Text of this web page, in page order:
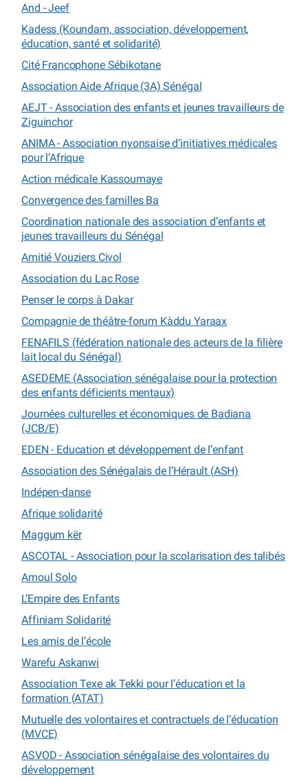
And - Jeef
Kadess (Koundam, association, développement,
éducation, santé et solidarité)
Cité Francophone Sébikotane
Association Aide Afrique (3A) Sénégal
AEJT - Association des enfants et jeunes travailleurs de
Ziguinchor
ANIMA - Association nyonsaise d’initiatives médicales
pour l’Afrique
Action médicale Kassoumaye
Convergence des familles Ba
Coordination nationale des association d’enfants et
jeunes travailleurs du Sénégal
Amitié Vouziers Civol
Association du Lac Rose
Penser le corps à Dakar
Compagnie de théâtre-forum Kàddu Yaraax
FENAFILS (fédération nationale des acteurs de la filière
lait local du Sénégal)
ASEDEME (Association sénégalaise pour la protection
des enfants déficients mentaux)
Journées culturelles et économiques de Badiana
(JCB/E)
EDEN - Education et développement de l’enfant
Association des Sénégalais de l’Hérault (ASH)
Indépen-danse
Afrique solidarité
Maggum kër
ASCOTAL - Association pour la scolarisation des talibés
Amoul Solo
L’Empire des Enfants
Affiniam Solidarité
Les amis de l’école
Warefu Askanwi
Association Texe ak Tekki pour l’éducation et la
formation (ATAT)
Mutuelle des volontaires et contractuels de l’éducation
(MVCE)
ASVOD - Association sénégalaise des volontaires du
développement